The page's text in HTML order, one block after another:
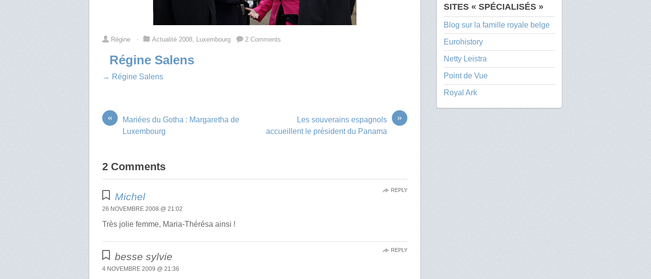
Régine ⋅ Actualité 2008, Luxembourg 2 Comments
Régine Salens
→ Régine Salens
«
Mariées du Gotha : Margaretha de
Luxembourg
»
Les souverains espagnols
accueillent le président du Panama
2 Comments
Michel
26 NOVEMBRE 2008 @ 21:02
Très jolie femme, Maria-Thérésa ainsi !
REPLY
besse sylvie
4 NOVEMBRE 2009 @ 21:36
REPLY
SITES « SPÉCIALISÉS »
Blog sur la famille royale belge
Eurohistory
Netty Leistra
Point de Vue
Royal Ark